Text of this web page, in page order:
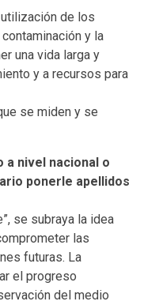
de los
y la
una vida larga y
y a recursos para
se miden y se
a nivel nacional o
ponerle apellidos
se subraya la idea
las
futuras. La
el progreso
del medio